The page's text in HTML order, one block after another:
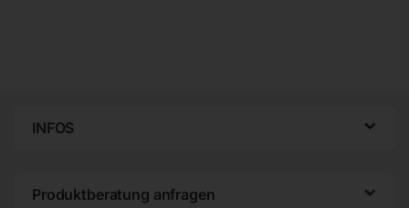
INFOS
Produktberatung anfragen